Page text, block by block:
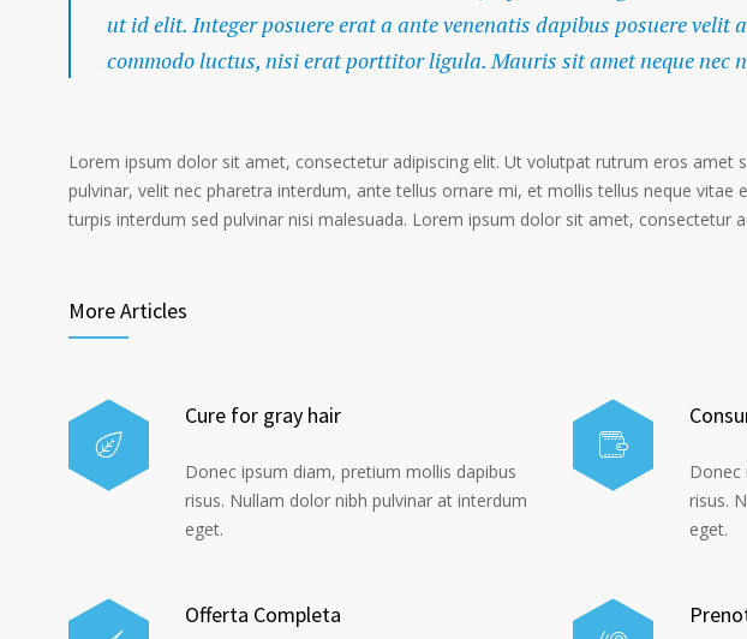
ut id elit. Integer posuere erat a ante venenatis dapibus posuere velit
commodo luctus, nisi erat porttitor ligula. Mauris sit amet neque nec
Lorem ipsum dolor sit amet, consectetur adipiscing elit. Ut volutpat rutrum eros amet
pulvinar, velit nec pharetra interdum, ante tellus ornare mi, et mollis tellus neque vitae
turpis interdum sed pulvinar nisi malesuada. Lorem ipsum dolor sit amet, consectetur
More Articles
Cure for gray hair
Donec ipsum diam, pretium mollis dapibus
risus. Nullam dolor nibh pulvinar at interdum
eget.
Offerta Completa
Donec
risus.
eget.